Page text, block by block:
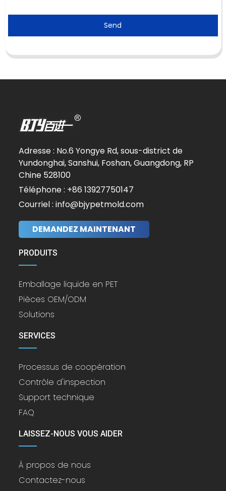
Send
Adresse : No.6 Yongye Rd, sous-district de
Yundonghai, Sanshui, Foshan, Guangdong, RP
Chine 528100
Téléphone : +86 13927750147
Courriel : info@bjypetmold.com
DEMANDEZ MAINTENANT
PRODUITS
Emballage liquide en PET
Pièces OEM/ODM
Solutions
SERVICES
Processus de coopération
Contrôle d'inspection
Support technique
FAQ
LAISSEZ-NOUS VOUS AIDER
À propos de nous
Contactez-nous